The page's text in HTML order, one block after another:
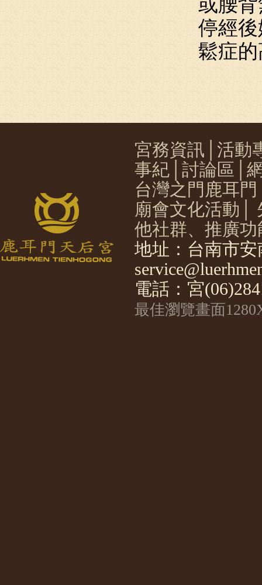
或腰
停經
鬆症
宮務資訊
活動
事紀
討論區
台灣之門鹿耳門
廟會文化活動
他社群、推廣功
地址：台南市
電話：宮
最佳瀏覽畫面